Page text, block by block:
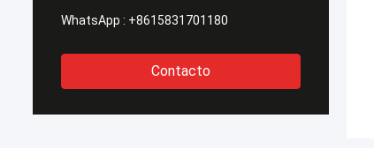
WhatsApp : +8615831701180
Contacto